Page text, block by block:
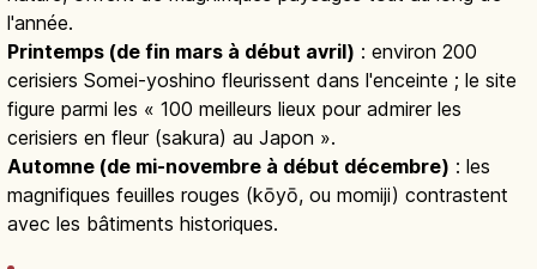
l'année.
Printemps (de fin mars à début avril) : environ 200
cerisiers Somei-yoshino fleurissent dans l'enceinte ; le site
figure parmi les « 100 meilleurs lieux pour admirer les
cerisiers en fleur (sakura) au Japon ».
Automne (de mi-novembre à début décembre) : les
magnifiques feuilles rouges (kōyō, ou momiji) contrastent
avec les bâtiments historiques.